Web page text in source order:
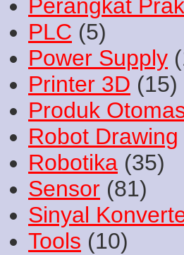
Perangkat
PLC (5)
Power Supply
Printer 3D (15)
Produk
Robot Drawing
Robotika (35)
Sensor (81)
Sinyal
Tools (10)